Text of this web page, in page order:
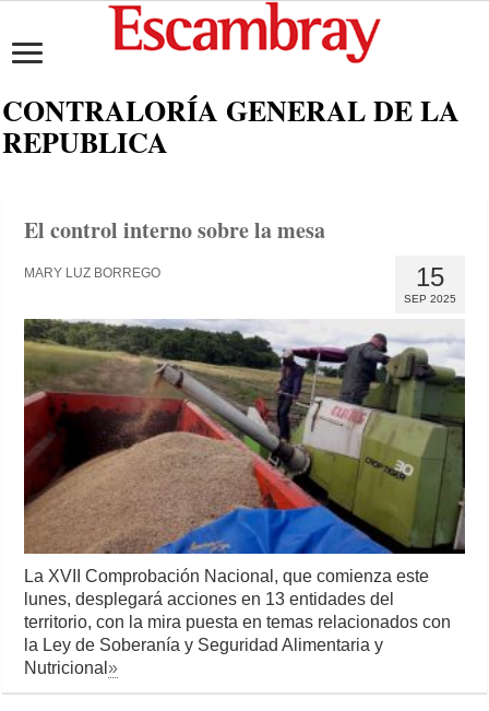
CONTRALORÍA GENERAL DE LA
REPUBLICA
El control interno sobre la mesa
15
SEP 2025
MARY LUZ BORREGO
La XVII Comprobación Nacional, que comienza este
lunes, desplegará acciones en 13 entidades del
territorio, con la mira puesta en temas relacionados con
la Ley de Soberanía y Seguridad Alimentaria y
Nutricional»